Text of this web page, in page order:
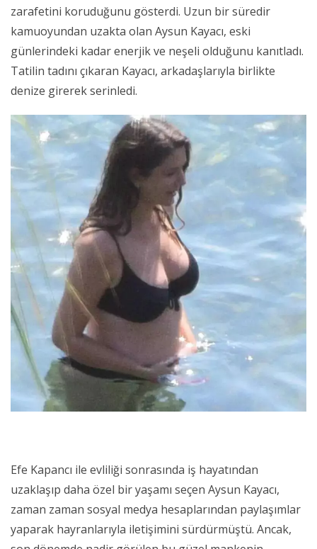
zarafetini koruduğunu gösterdi. Uzun bir süredir
kamuoyundan uzakta olan Aysun Kayacı, eski
günlerindeki kadar enerjik ve neşeli olduğunu kanıtladı.
Tatilin tadını çıkaran Kayacı, arkadaşlarıyla birlikte
denize girerek serinledi.
Efe Kapancı ile evliliği sonrasında iş hayatından
uzaklaşıp daha özel bir yaşamı seçen Aysun Kayacı,
zaman zaman sosyal medya hesaplarından paylaşımlar
yaparak hayranlarıyla iletişimini sürdürmüştü. Ancak,